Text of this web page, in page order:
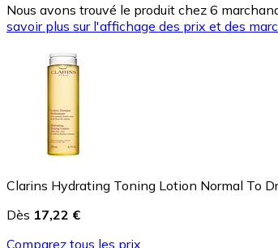
Nous avons trouvé le produit chez 6
savoir plus sur l'affichage des prix et des
Clarins Hydrating Toning Lotion Normal To
Dès 17,22 €
Comparez tous les prix